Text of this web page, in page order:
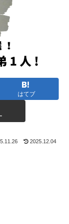
はてブ
2025.12.04